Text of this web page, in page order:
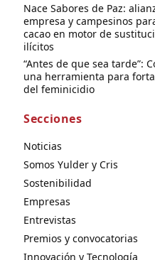
Nace Sabores de Paz:
empresa y campesinos
cacao en motor de
ilícitos
“Antes de que sea tarde”:
una herramienta para
del feminicidio
Secciones
Noticias
Somos Yulder y Cris
Sostenibilidad
Empresas
Entrevistas
Premios y convocatorias
Innovación y Tecnología